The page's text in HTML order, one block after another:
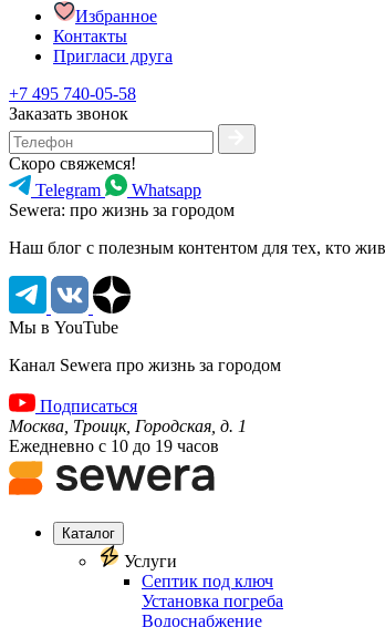
Избранное
Контакты
Пригласи друга
+7 495 740-05-58
Заказать звонок
Скоро свяжемся!
Telegram
Whatsapp
Sewera: про жизнь за городом
Наш блог c полезным контентом для тех, кто
Мы в YouTube
Канал Sewera про жизнь за городом
Подписаться
Москва, Троицк, Городская, д. 1
Ежедневно с 10 до 19 часов
Каталог
Услуги
Септик под ключ
Установка погреба
Водоснабжение